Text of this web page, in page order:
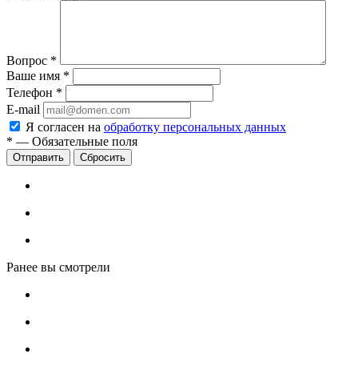
Вопрос *
Ваше имя *
Телефон *
E-mail
Я согласен на обработку персональных данных
* — Обязательные поля
Сбросить
Ранее вы смотрели